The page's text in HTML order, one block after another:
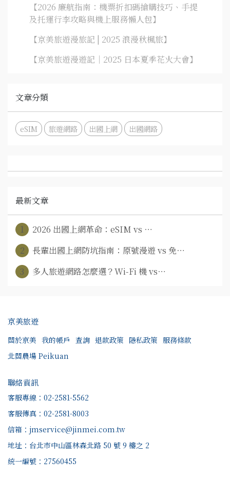
【2026 廉航指南：機票折扣碼搶購技巧、手提
及托運行李攻略與機上服務懶人包】
【京美旅遊漫旅記 | 2025 浪漫秋楓旅】
【京美旅遊漫遊記｜2025 日本夏季花火大會】
文章分類
eSIM 旅遊網路 出國上網 出國網路
最新文章
1
2026 出國上網革命：eSIM vs ⋯
2
長輩出國上網防坑指南：原號漫遊 vs 免⋯
3
多人旅遊網路怎麼選？Wi-Fi 機 vs⋯
京美旅遊
關於京美 我的帳戶 查詢 退款政策 隱私政策 服務條款
北關農場 Peikuan
聯絡資訊
客服專線：02-2581-5562
客服傳真：02-2581-8003
信箱：jmservice@jinmei.com.tw
地址：台北市中山區林森北路 50 號 9 樓之 2
統一編號：27560455